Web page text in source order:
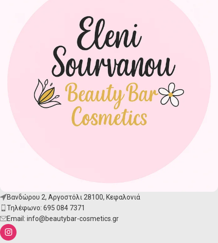
Βανδώρου 2, Αργοστόλι 28100, Κεφαλονιά
Τηλέφωνο: 695 084 7371
Email: info@beautybar-cosmetics.gr